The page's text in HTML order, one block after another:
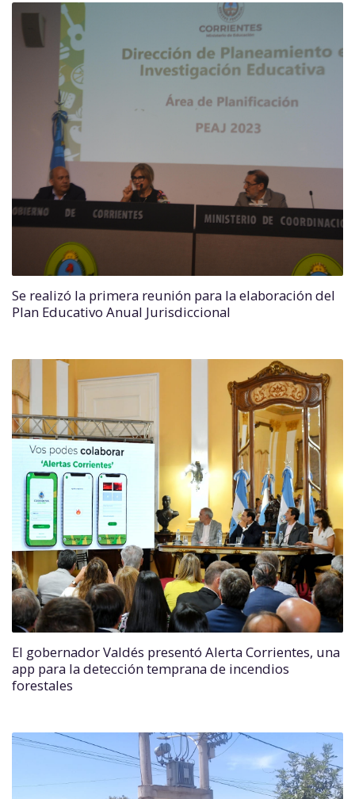
Se realizó la primera reunión para la elaboración del
Plan Educativo Anual Jurisdiccional
El gobernador Valdés presentó Alerta Corrientes, una
app para la detección temprana de incendios
forestales